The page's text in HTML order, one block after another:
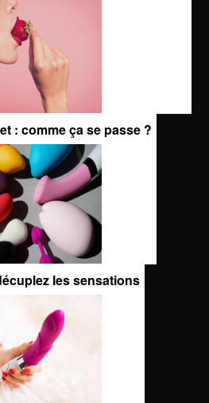
: comme ça se passe ?
les sensations